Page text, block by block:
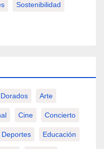
Sostenibilidad
Arte
Cine Concierto
Deportes Educación